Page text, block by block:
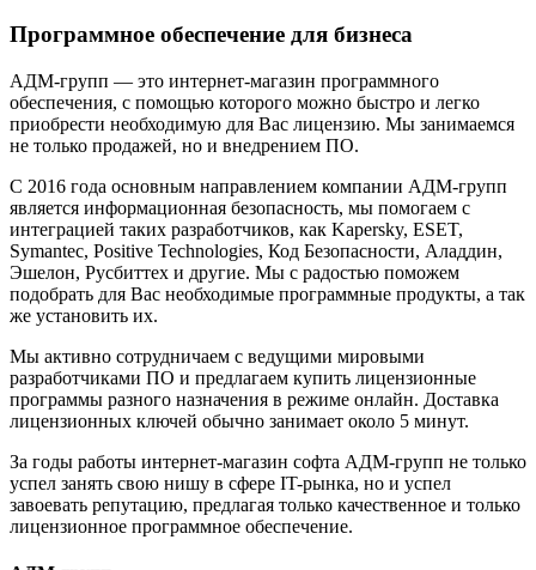
Программное обеспечение для бизнеса
АДМ-групп — это интернет-магазин программного
обеспечения, с помощью которого можно быстро и легко
приобрести необходимую для Вас лицензию. Мы занимаемся
не только продажей, но и внедрением ПО.
С 2016 года основным направлением компании АДМ-групп
является информационная безопасность, мы помогаем с
интеграцией таких разработчиков, как Kapersky, ESET,
Symantec, Positive Technologies, Код Безопасности, Аладдин,
Эшелон, Русбиттех и другие. Мы с радостью поможем
подобрать для Вас необходимые программные продукты, а так
же установить их.
Мы активно сотрудничаем с ведущими мировыми
разработчиками ПО и предлагаем купить лицензионные
программы разного назначения в режиме онлайн. Доставка
лицензионных ключей обычно занимает около 5 минут.
За годы работы интернет-магазин софта АДМ-групп не только
успел занять свою нишу в сфере IT-рынка, но и успел
завоевать репутацию, предлагая только качественное и только
лицензионное программное обеспечение.